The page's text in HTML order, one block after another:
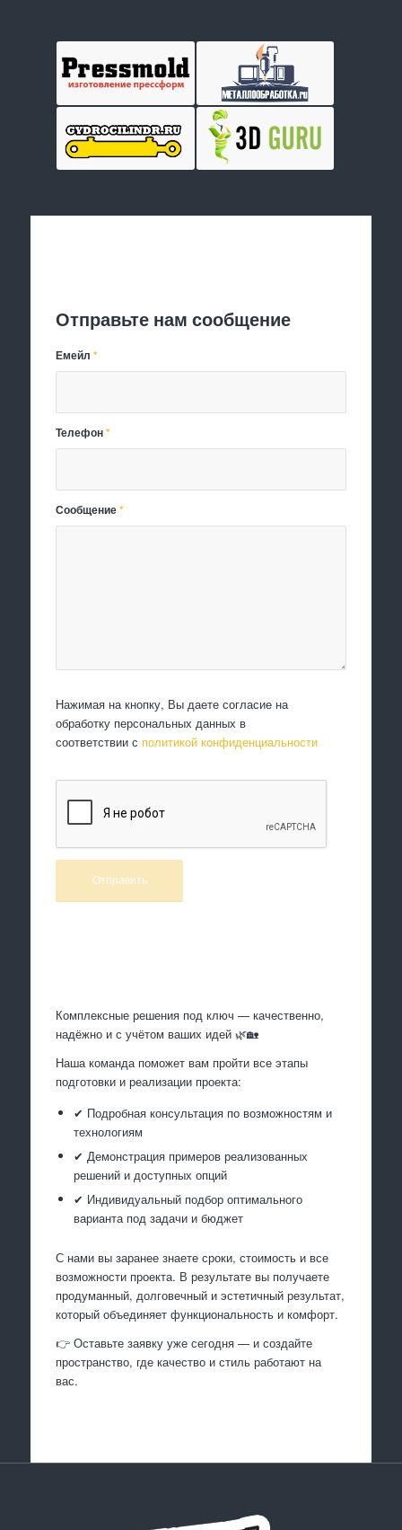
Отправьте нам сообщение
Емейл*
Телефон*
Сообщение*
Нажимая на кнопку, Вы даете согласие на
обработку персональных данных в
соответствии с политикой конфиденциальности
Комплексные решения под ключ — качественно,
надёжно и с учётом ваших идей 🌿🏡
Наша команда поможет вам пройти все этапы
подготовки и реализации проекта:
✔ Подробная консультация по возможностям и
технологиям
✔ Демонстрация примеров реализованных
решений и доступных опций
✔ Индивидуальный подбор оптимального
варианта под задачи и бюджет
С нами вы заранее знаете сроки, стоимость и все
возможности проекта. В результате вы получаете
продуманный, долговечный и эстетичный результат,
который объединяет функциональность и комфорт.
👉 Оставьте заявку уже сегодня — и создайте
пространство, где качество и стиль работают на
вас.